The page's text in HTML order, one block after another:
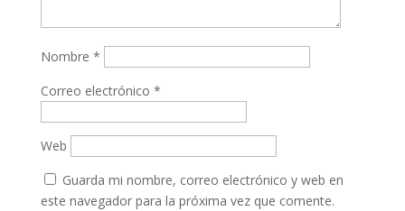
Nombre *
Correo electrónico *
Web
Guarda mi nombre, correo electrónico y web en
este navegador para la próxima vez que comente.